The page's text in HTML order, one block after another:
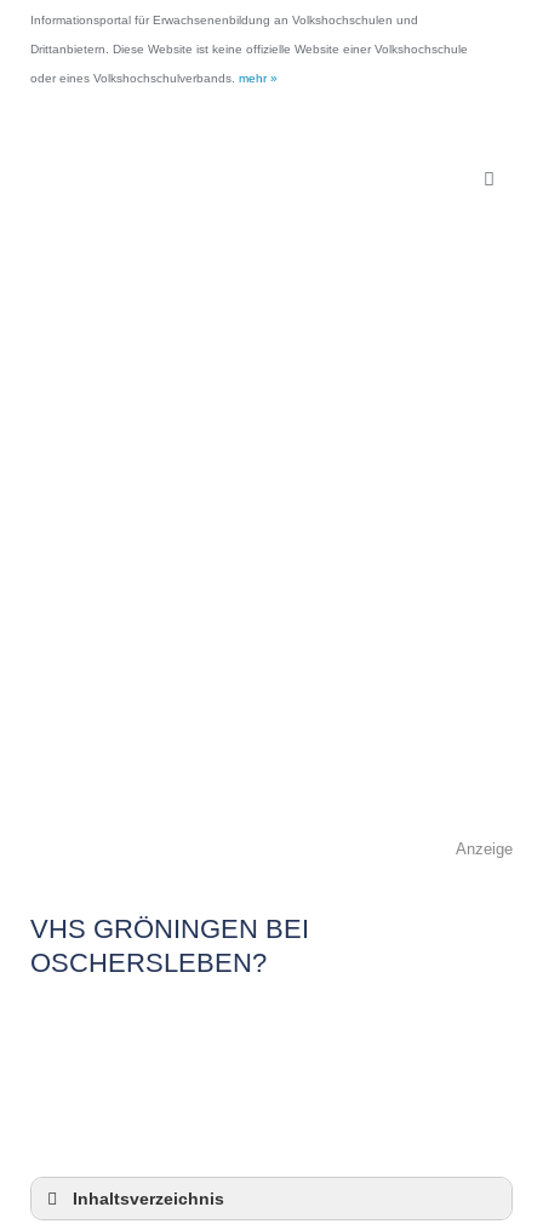
Informationsportal für Erwachsenenbildung an Volkshochschulen und
Drittanbietern. Diese Website ist keine offizielle Website einer Volkshochschule
oder eines Volkshochschulverbands. mehr »
Anzeige
VHS GRÖNINGEN BEI
OSCHERSLEBEN?
Inhaltsverzeichnis